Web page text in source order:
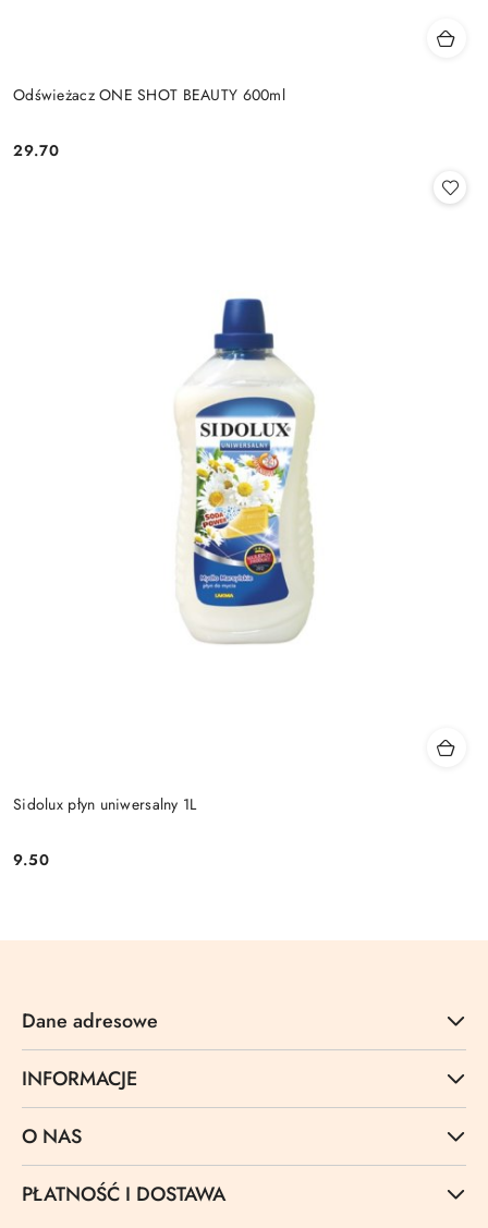
Odświeżacz ONE SHOT BEAUTY 600ml
Cena:
29.70
Sidolux płyn uniwersalny 1L
Cena:
9.50
Dane adresowe
INFORMACJE
O NAS
PŁATNOŚĆ I DOSTAWA